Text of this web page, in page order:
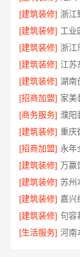
[建筑装修]
[建筑装修]
[建筑装修]
[建筑装修]
[建筑装修] 湖南
[招商加盟]
[商务服务]
[建筑装修] 重庆
[招商加盟] 永年
[建筑装修]
[建筑装修]
[建筑装修] 嘉兴
[建筑装修] 句容
[生活服务]